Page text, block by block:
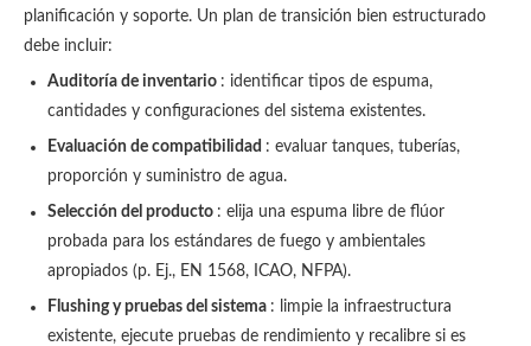
planificación y soporte. Un plan de transición bien estructurado
debe incluir:
Auditoría de inventario : identificar tipos de espuma,
cantidades y configuraciones del sistema existentes.
Evaluación de compatibilidad : evaluar tanques, tuberías,
proporción y suministro de agua.
Selección del producto : elija una espuma libre de flúor
probada para los estándares de fuego y ambientales
apropiados (p. Ej., EN 1568, ICAO, NFPA).
Flushing y pruebas del sistema : limpie la infraestructura
existente, ejecute pruebas de rendimiento y recalibre si es